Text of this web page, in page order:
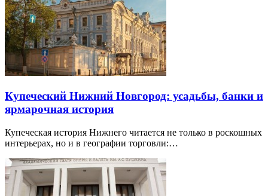
Купеческий Нижний Новгород: усадьбы, банки и
ярмарочная история
Купеческая история Нижнего читается не только в роскошных
интерьерах, но и в географии торговли:…